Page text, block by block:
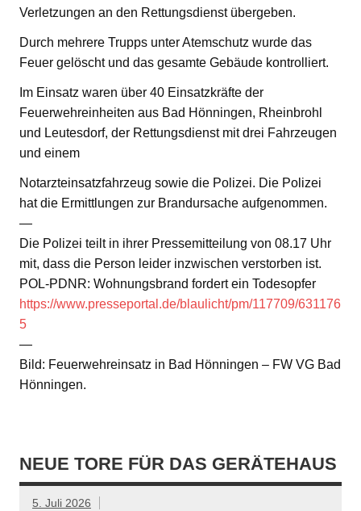
Verletzungen an den Rettungsdienst übergeben.
Durch mehrere Trupps unter Atemschutz wurde das
Feuer gelöscht und das gesamte Gebäude kontrolliert.
Im Einsatz waren über 40 Einsatzkräfte der
Feuerwehreinheiten aus Bad Hönningen, Rheinbrohl
und Leutesdorf, der Rettungsdienst mit drei Fahrzeugen
und einem
Notarzteinsatzfahrzeug sowie die Polizei. Die Polizei
hat die Ermittlungen zur Brandursache aufgenommen.
—
Die Polizei teilt in ihrer Pressemitteilung von 08.17 Uhr
mit, dass die Person leider inzwischen verstorben ist.
POL-PDNR: Wohnungsbrand fordert ein Todesopfer
https://www.presseportal.de/blaulicht/pm/117709/631176
5
—
Bild: Feuerwehreinsatz in Bad Hönningen – FW VG Bad
Hönningen.
NEUE TORE FÜR DAS GERÄTEHAUS
5. Juli 2026